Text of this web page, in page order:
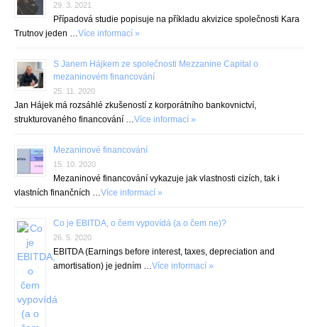
29. 3. 2021
Případová studie popisuje na příkladu akvizice společnosti Kara
Trutnov jeden …Více informací »
S Janem Hájkem ze společnosti Mezzanine Capital o
mezaninovém financování
25. 11. 2020
Jan Hájek má rozsáhlé zkušeností z korporátního bankovnictví,
strukturovaného financování …Více informací »
Mezaninové financování
15. 10. 2020
Mezaninové financování vykazuje jak vlastnosti cizích, tak i
vlastních finančních …Více informací »
Co je EBITDA, o čem vypovídá (a o čem ne)?
26. 5. 2020
EBITDA (Earnings before interest, taxes, depreciation and
amortisation) je jedním …Více informací »